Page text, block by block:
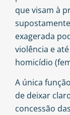
que visam à
exagerada
violência e
homicídio
A única
de deixar
concessão